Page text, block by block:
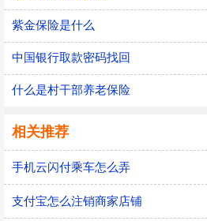
紫金保险是什么
中国银行取款密码找回
什么是村干部养老保险
相关推荐
手机云闪付乘车怎么弄
支付宝怎么注销商家店铺